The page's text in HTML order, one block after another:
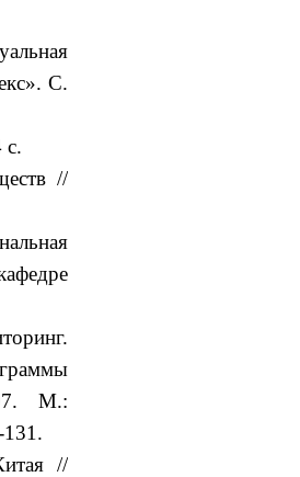
С.
с.
//
М.:
131.
//